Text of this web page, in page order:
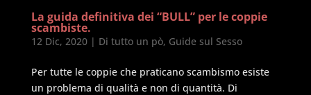
La guida definitiva dei “BULL” per le coppie
scambiste.
12 Dic, 2020| Di tutto un pò, Guide sul Sesso
Per tutte le coppie che praticano scambismo esiste
un problema di qualità e non di quantità. Di